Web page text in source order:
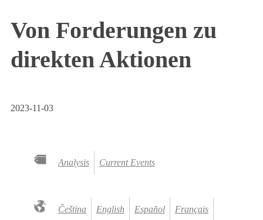
Von Forderungen zu
direkten Aktionen
2023-11-03
Analysis Current Events
Čeština English Español Français